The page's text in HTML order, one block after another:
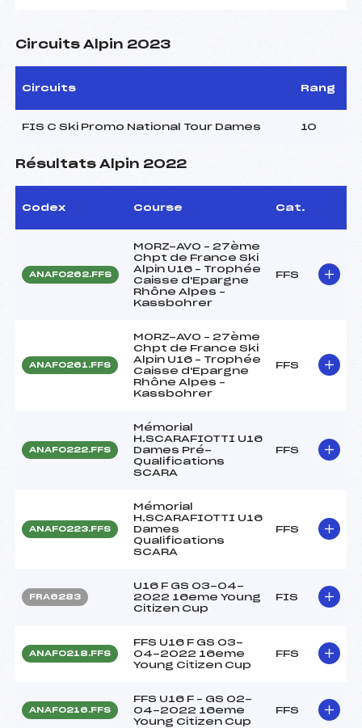
Circuits Alpin 2023
Circuits Rang
FIS C Ski Promo National Tour Dames 10
Résultats Alpin 2022
Codex Course Cat.
ANAF0262.FFS
MORZ-AVO – 27ème
Chpt de France Ski
Alpin U16 – Trophée
Caisse d'Epargne
Rhône Alpes –
Kassbohrer
FFS
ANAF0261.FFS
MORZ-AVO – 27ème
Chpt de France Ski
Alpin U16 – Trophée
Caisse d'Epargne
Rhône Alpes –
Kassbohrer
FFS
ANAF0222.FFS
Mémorial
H.SCARAFIOTTI U16
Dames Pré-
Qualifications
SCARA
FFS
ANAF0223.FFS
Mémorial
H.SCARAFIOTTI U16
Dames
Qualifications
SCARA
FFS
FRA6283
U16 F GS 03-04-
2022 16eme Young
Citizen Cup
FIS
ANAF0218.FFS
FFS U16 F GS 03-
04-2022 16eme
Young Citizen Cup
FFS
ANAF0216.FFS
FFS U16 F – GS 02-
04-2022 16eme
Young Citizen Cup
FFS